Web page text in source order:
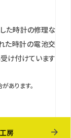
した時計の修理な
た時計の電池交
け付けています
あります。
房